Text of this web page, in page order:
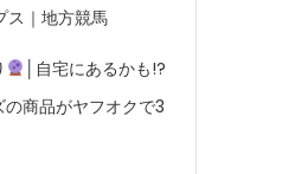
ス｜地方競馬
│自宅にあるかも!?
商品がヤフオクで3